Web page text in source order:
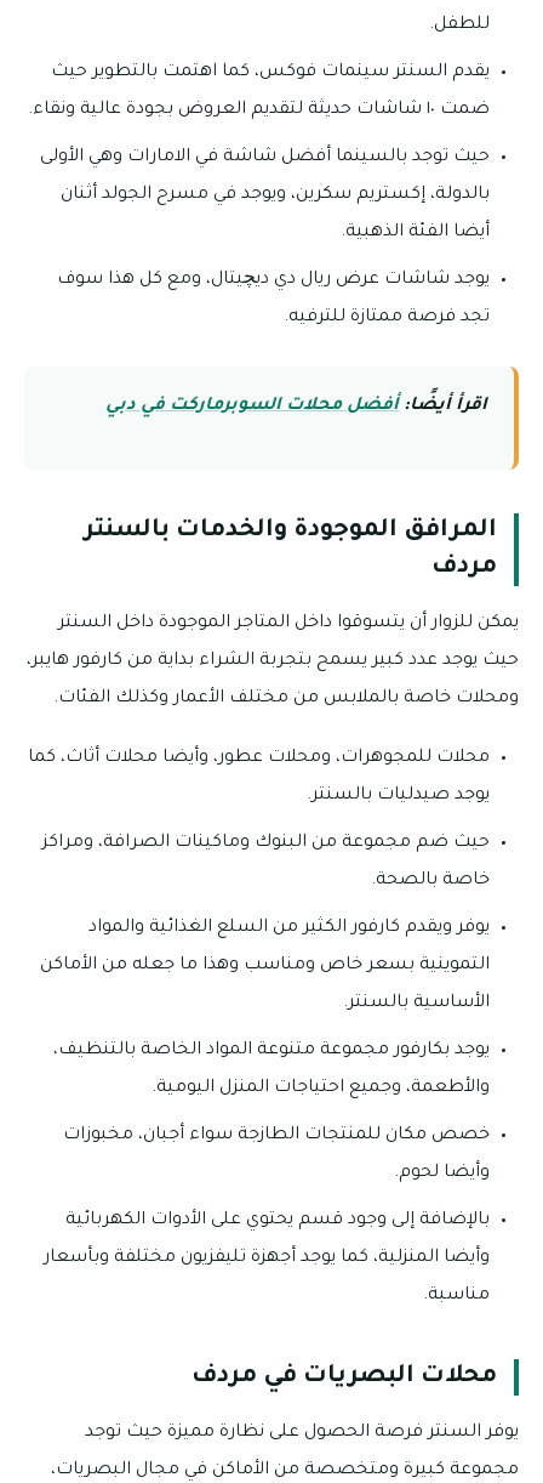
للطفل.
يقدم السنتر سينمات فوكس، كما اهتمت بالتطوير حيث
ضمت ١٠ شاشات حديثة لتقديم العروض بجودة عالية ونقاء.
حيث توجد بالسينما أفضل شاشة في الامارات وهي الأولى
بالدولة، إكستريم سكرين، ويوجد في مسرح الجولد أثنان
أيضا الفئة الذهبية.
يوجد شاشات عرض ريال دي ديچيتال، ومع كل هذا سوف
تجد فرصة ممتازة للترفيه.
اقرأ أيضًا:أفضل محلات السوبرماركت في دبي
المرافق الموجودة والخدمات بالسنتر
مردف
يمكن للزوار أن يتسوقوا داخل المتاجر الموجودة داخل السنتر
حيث يوجد عدد كبير يسمح بتجربة الشراء بداية من كارفور هايبر،
ومحلات خاصة بالملابس من مختلف الأعمار وكذلك الفئات.
محلات للمجوهرات، ومحلات عطور، وأيضا محلات أثاث، كما
يوجد صيدليات بالسنتر.
حيث ضم مجموعة من البنوك وماكينات الصرافة، ومراكز
خاصة بالصحة.
يوفر ويقدم كارفور الكثير من السلع الغذائية والمواد
التموينية بسعر خاص ومناسب وهذا ما جعله من الأماكن
الأساسية بالسنتر.
يوجد بكارفور مجموعة متنوعة المواد الخاصة بالتنظيف،
والأطعمة، وجميع احتياجات المنزل اليومية.
خصص مكان للمنتجات الطازجة سواء أجبان، مخبوزات
وأيضا لحوم.
بالإضافة إلى وجود قسم يحتوي على الأدوات الكهربائية
وأيضا المنزلية، كما يوجد أجهزة تليفزيون مختلفة وبأسعار
مناسبة.
محلات البصريات في مردف
يوفر السنتر فرصة الحصول على نظارة مميزة حيث توجد
مجموعة كبيرة ومتخصصة من الأماكن في مجال البصريات،